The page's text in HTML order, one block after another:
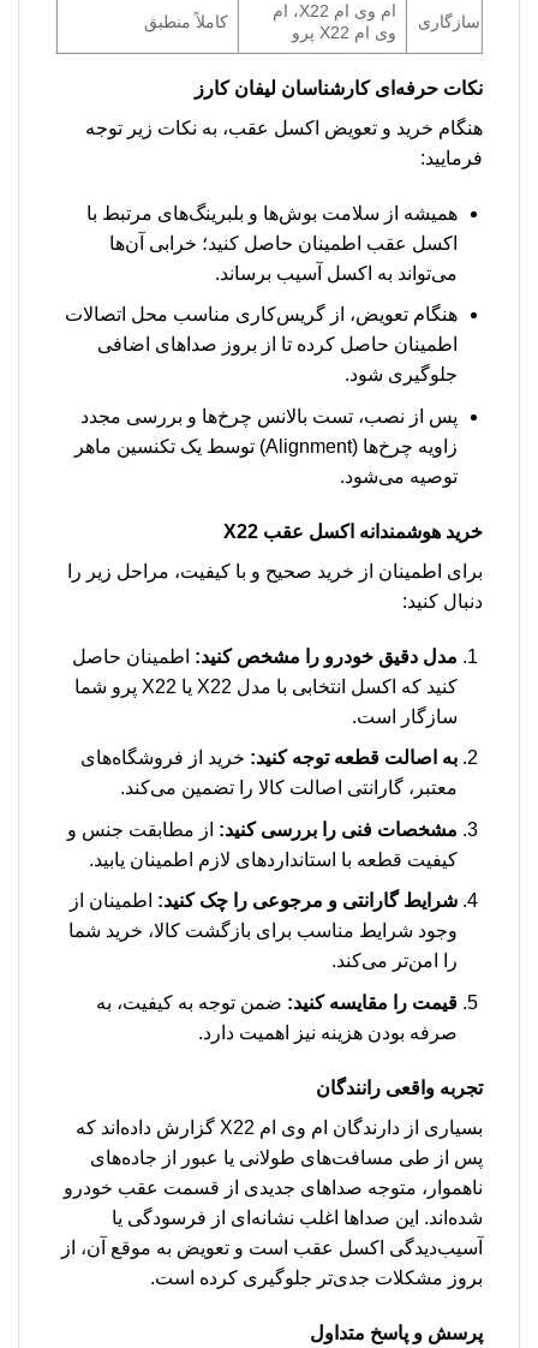
سازگاری
ام وی ام X22، ام
وی ام X22 پرو
کاملاً منطبق
نکات حرفه‌ای کارشناسان لیفان کارز
هنگام خرید و تعویض اکسل عقب، به نکات زیر توجه
فرمایید:
همیشه از سلامت بوش‌ها و بلبرینگ‌های مرتبط با
اکسل عقب اطمینان حاصل کنید؛ خرابی آن‌ها
می‌تواند به اکسل آسیب برساند.
هنگام تعویض، از گریس‌کاری مناسب محل اتصالات
اطمینان حاصل کرده تا از بروز صداهای اضافی
جلوگیری شود.
پس از نصب، تست بالانس چرخ‌ها و بررسی مجدد
زاویه چرخ‌ها (Alignment) توسط یک تکنسین ماهر
توصیه می‌شود.
خرید هوشمندانه اکسل عقب X22
برای اطمینان از خرید صحیح و با کیفیت، مراحل زیر را
دنبال کنید:
مدل دقیق خودرو را مشخص کنید: اطمینان حاصل
کنید که اکسل انتخابی با مدل X22 یا X22 پرو شما
سازگار است.
به اصالت قطعه توجه کنید: خرید از فروشگاه‌های
معتبر، گارانتی اصالت کالا را تضمین می‌کند.
مشخصات فنی را بررسی کنید: از مطابقت جنس و
کیفیت قطعه با استانداردهای لازم اطمینان یابید.
شرایط گارانتی و مرجوعی را چک کنید: اطمینان از
وجود شرایط مناسب برای بازگشت کالا، خرید شما
را امن‌تر می‌کند.
قیمت را مقایسه کنید: ضمن توجه به کیفیت، به
صرفه بودن هزینه نیز اهمیت دارد.
تجربه واقعی رانندگان
بسیاری از دارندگان ام وی ام X22 گزارش داده‌اند که
پس از طی مسافت‌های طولانی یا عبور از جاده‌های
ناهموار، متوجه صداهای جدیدی از قسمت عقب خودرو
شده‌اند. این صداها اغلب نشانه‌ای از فرسودگی یا
آسیب‌دیدگی اکسل عقب است و تعویض به موقع آن، از
بروز مشکلات جدی‌تر جلوگیری کرده است.
پرسش و پاسخ متداول